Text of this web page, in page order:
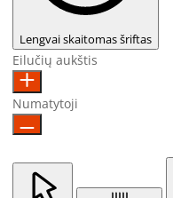
Lengvai skaitomas šriftas
Eilučių aukštis
Numatytoji